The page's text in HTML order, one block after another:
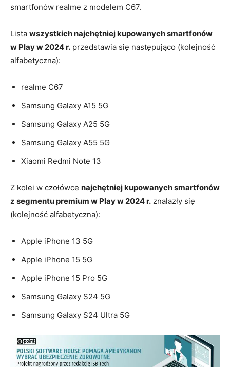
smartfonów realme z modelem C67.
Lista wszystkich najchętniej kupowanych smartfonów
w Play w 2024 r. przedstawia się następująco (kolejność
alfabetyczna):
realme C67
Samsung Galaxy A15 5G
Samsung Galaxy A25 5G
Samsung Galaxy A55 5G
Xiaomi Redmi Note 13
Z kolei w czołówce najchętniej kupowanych smartfonów
z segmentu premium w Play w 2024 r. znalazły się
(kolejność alfabetyczna):
Apple iPhone 13 5G
Apple iPhone 15 5G
Apple iPhone 15 Pro 5G
Samsung Galaxy S24 5G
Samsung Galaxy S24 Ultra 5G